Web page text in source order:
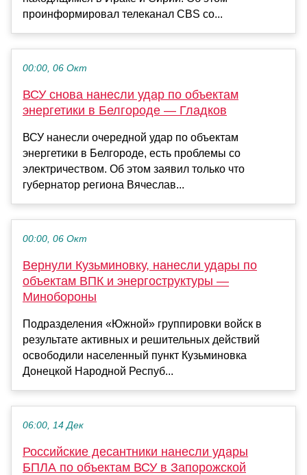
проинформировал телеканал CBS со...
00:00, 06 Окт
ВСУ снова нанесли удар по объектам
энергетики в Белгороде — Гладков
ВСУ нанесли очередной удар по объектам
энергетики в Белгороде, есть проблемы со
электричеством. Об этом заявил только что
губернатор региона Вячеслав...
00:00, 06 Окт
Вернули Кузьминовку, нанесли удары по
объектам ВПК и энергоструктуры —
Минобороны
Подразделения «Южной» группировки войск в
результате активных и решительных действий
освободили населенный пункт Кузьминовка
Донецкой Народной Респуб...
06:00, 14 Дек
Российские десантники нанесли удары
БПЛА по объектам ВСУ в Запорожской